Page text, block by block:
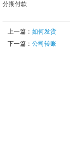
分期付款
上一篇： 如何发货
下一篇： 公司转账